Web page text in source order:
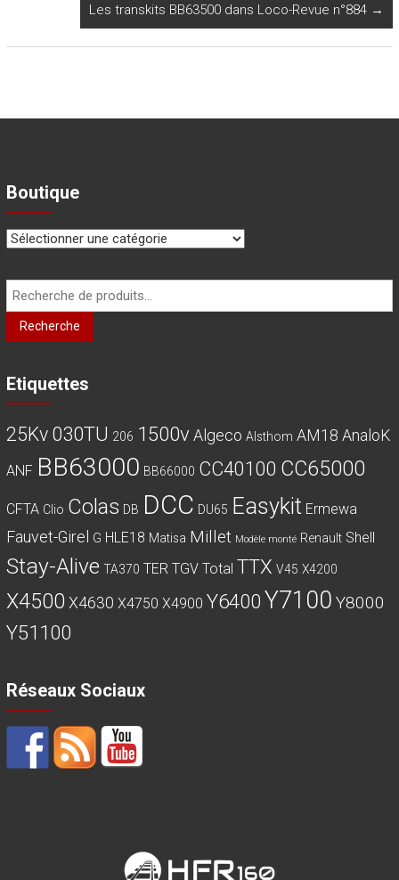
Les transkits BB63500 dans Loco-Revue n°884 →
Boutique
Recherche
pour :
Recherche
Etiquettes
25Kv 030TU 206 1500v Algeco Alsthom AM18 AnaloK
ANF BB63000 BB66000 CC40100 CC65000
CFTA Clio Colas DB DCC DU65 Easykit Ermewa
Fauvet-Girel G HLE18 Matisa Millet Modèle monté Renault Shell
Stay-Alive TA370 TER TGV Total TTX V45 X4200
X4500 X4630 X4750 X4900 Y6400Y7100 Y8000
Y51100
Réseaux Sociaux